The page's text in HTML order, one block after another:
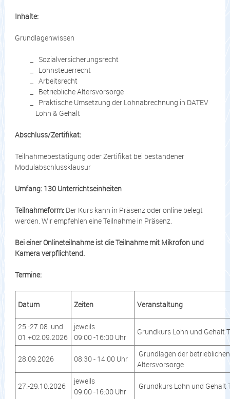
Inhalte:
Grundlagenwissen
Sozialversicherungsrecht
Lohnsteuerrecht
Arbeitsrecht
Betriebliche Altersvorsorge
Praktische Umsetzung der Lohnabrechnung in DATEV
Lohn & Gehalt
Abschluss/Zertifikat:
Teilnahmebestätigung oder Zertifikat bei bestandener
Modulabschlussklausur
Umfang: 130 Unterrichtseinheiten
Teilnahmeform: Der Kurs kann in Präsenz oder online belegt
werden. Wir empfehlen eine Teilnahme in Präsenz.
Bei einer Onlineteilnahme ist die Teilnahme mit Mikrofon und
Kamera verpflichtend.
Termine:
Datum Zeiten Veranstaltung
25.-27.08. und
01.+02.09.2026
jeweils
09:00 -16:00 Uhr
Grundkurs Lohn und Gehalt
28.09.2026 08:30 - 14:00 Uhr
Grundlagen der betrieblichen
Altersvorsorge
27.-29.10.2026
jeweils
09:00 -16:00 Uhr
Grundkurs Lohn und Gehalt